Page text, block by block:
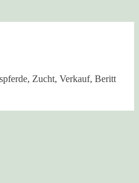
Zucht, Verkauf, Beritt